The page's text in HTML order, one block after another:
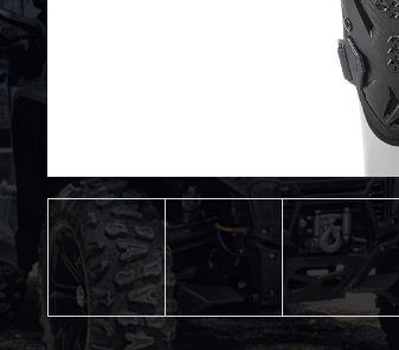
MIDLAND PŘEVODOVÝ OLEJ